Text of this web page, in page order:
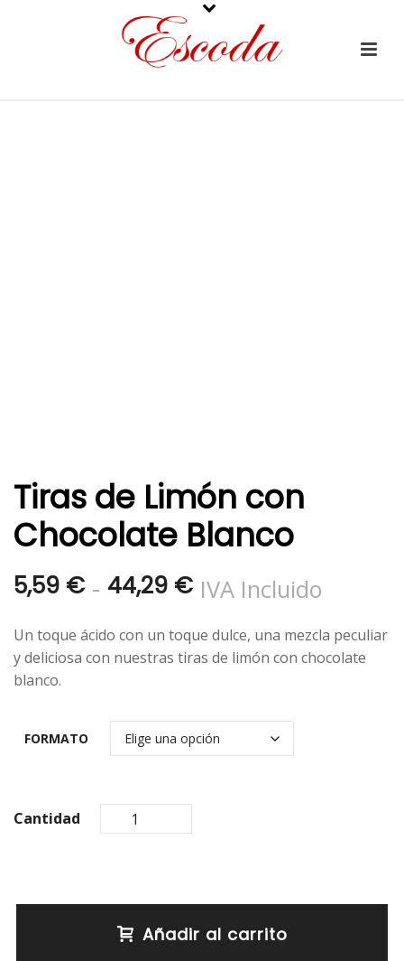
Tiras de Limón con
Chocolate Blanco
5,59 € - 44,29 €Rango
de
precios:
5,59 €
IVA Incluido
Un toque ácido con un toque dulce, una mezcla peculiar
y deliciosa con nuestras tiras de limón con chocolate
blanco.
FORMATO
Cantidad
Añadir al carrito